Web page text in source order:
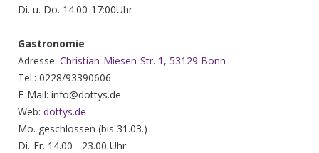
Di. u. Do. 14:00-17:00Uhr
Gastronomie
Adresse: Christian-Miesen-Str. 1, 53129 Bonn
Tel.: 0228/93390606
E-Mail: info@dottys.de
Web: dottys.de
Mo. geschlossen (bis 31.03.)
Di.-Fr. 14.00 - 23.00 Uhr